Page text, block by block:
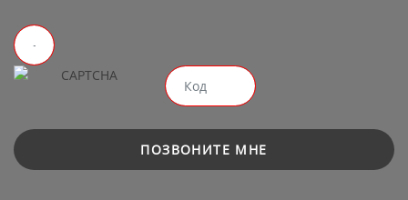
ПОЗВОНИТЕ МНЕ